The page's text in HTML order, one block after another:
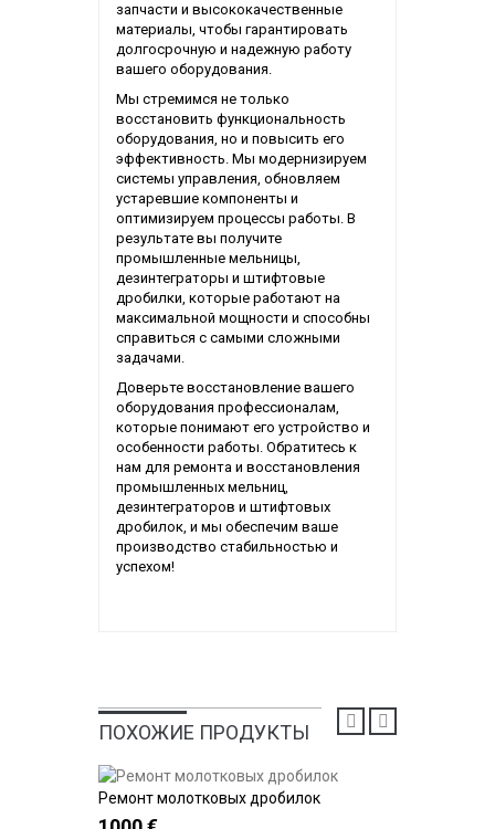
запчасти и высококачественные
материалы, чтобы гарантировать
долгосрочную и надежную работу
вашего оборудования.
Мы стремимся не только
восстановить функциональность
оборудования, но и повысить его
эффективность. Мы модернизируем
системы управления, обновляем
устаревшие компоненты и
оптимизируем процессы работы. В
результате вы получите
промышленные мельницы,
дезинтеграторы и штифтовые
дробилки, которые работают на
максимальной мощности и способны
справиться с самыми сложными
задачами.
Доверьте восстановление вашего
оборудования профессионалам,
которые понимают его устройство и
особенности работы. Обратитесь к
нам для ремонта и восстановления
промышленных мельниц,
дезинтеграторов и штифтовых
дробилок, и мы обеспечим ваше
производство стабильностью и
успехом!
ПОХОЖИЕ ПРОДУКТЫ
Купить
Ремонт молотковых дробилок